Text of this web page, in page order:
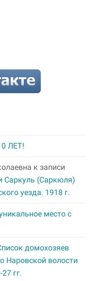
ЛЕТ!
к записи
Саркуль (Саркюля)
уезда. 1918 г.
место с
домохозяев
Наровской волости
гг.